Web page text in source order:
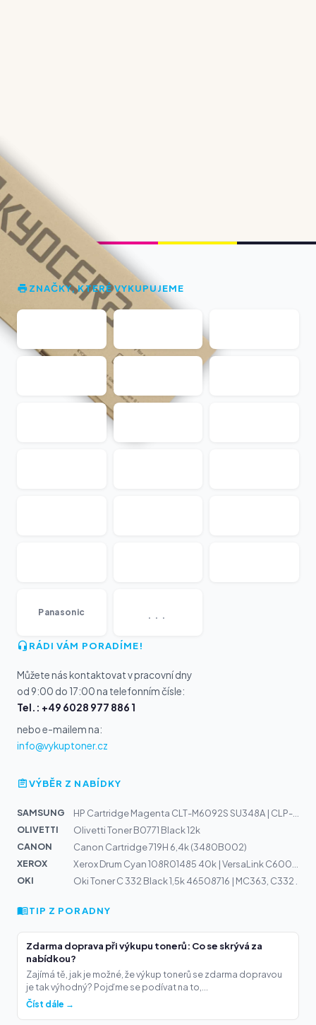
ZNAČKY, KTERÉ VYKUPUJEME
Panasonic
RÁDI VÁM PORADÍME!
Můžete nás kontaktovat v pracovní dny
od 9:00 do 17:00 na telefonním čísle:
Tel.: +49 6028 977 886 1
nebo e-mailem na:
info@vykuptoner.cz
VÝBĚR Z NABÍDKY
SAMSUNG
OLIVETTI
Olivetti Toner B0771 Black 12k
CANON
Canon Cartridge 719H 6,4k (3480B002)
XEROX
OKI
Oki Toner C 332 Black 1,5k 46508716 | MC363, C332 .
TIP Z PORADNY
Zdarma doprava při výkupu tonerů: Co se skrývá za
nabídkou?
Zajímá tě, jak je možné, že výkup tonerů se zdarma dopravou
je tak výhodný? Pojďme se podívat na to,...
Číst dále →